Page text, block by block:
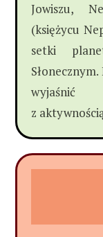
Jowiszu,
(księżycu
setki
wyjaśnić
z